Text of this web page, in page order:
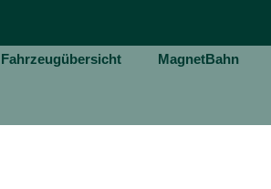
Fahrzeugübersicht MagnetBahn